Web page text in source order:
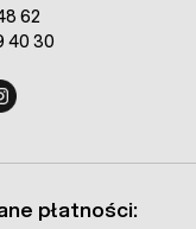
62
40 30
płatności: